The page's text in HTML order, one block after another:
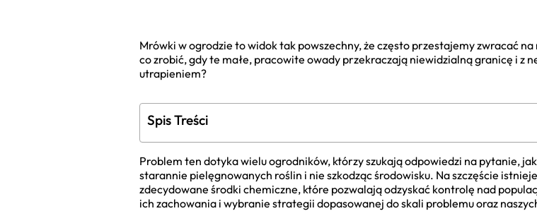
Mrówki w ogrodzie to widok tak powszechny, że często przestajemy zwracać
co zrobić, gdy te małe, pracowite owady przekraczają niewidzialną granicę i z
utrapieniem?
Spis Treści
Problem ten dotyka wielu ogrodników, którzy szukają odpowiedzi na pytanie,
starannie pielęgnowanych roślin i nie szkodząc środowisku. Na szczęście
zdecydowane środki chemiczne, które pozwalają odzyskać kontrolę nad
ich zachowania i wybranie strategii dopasowanej do skali problemu oraz